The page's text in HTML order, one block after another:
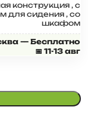
конструкция , с
для сидения , со
шкафом
— Бесплатно
📅 11-13 авг